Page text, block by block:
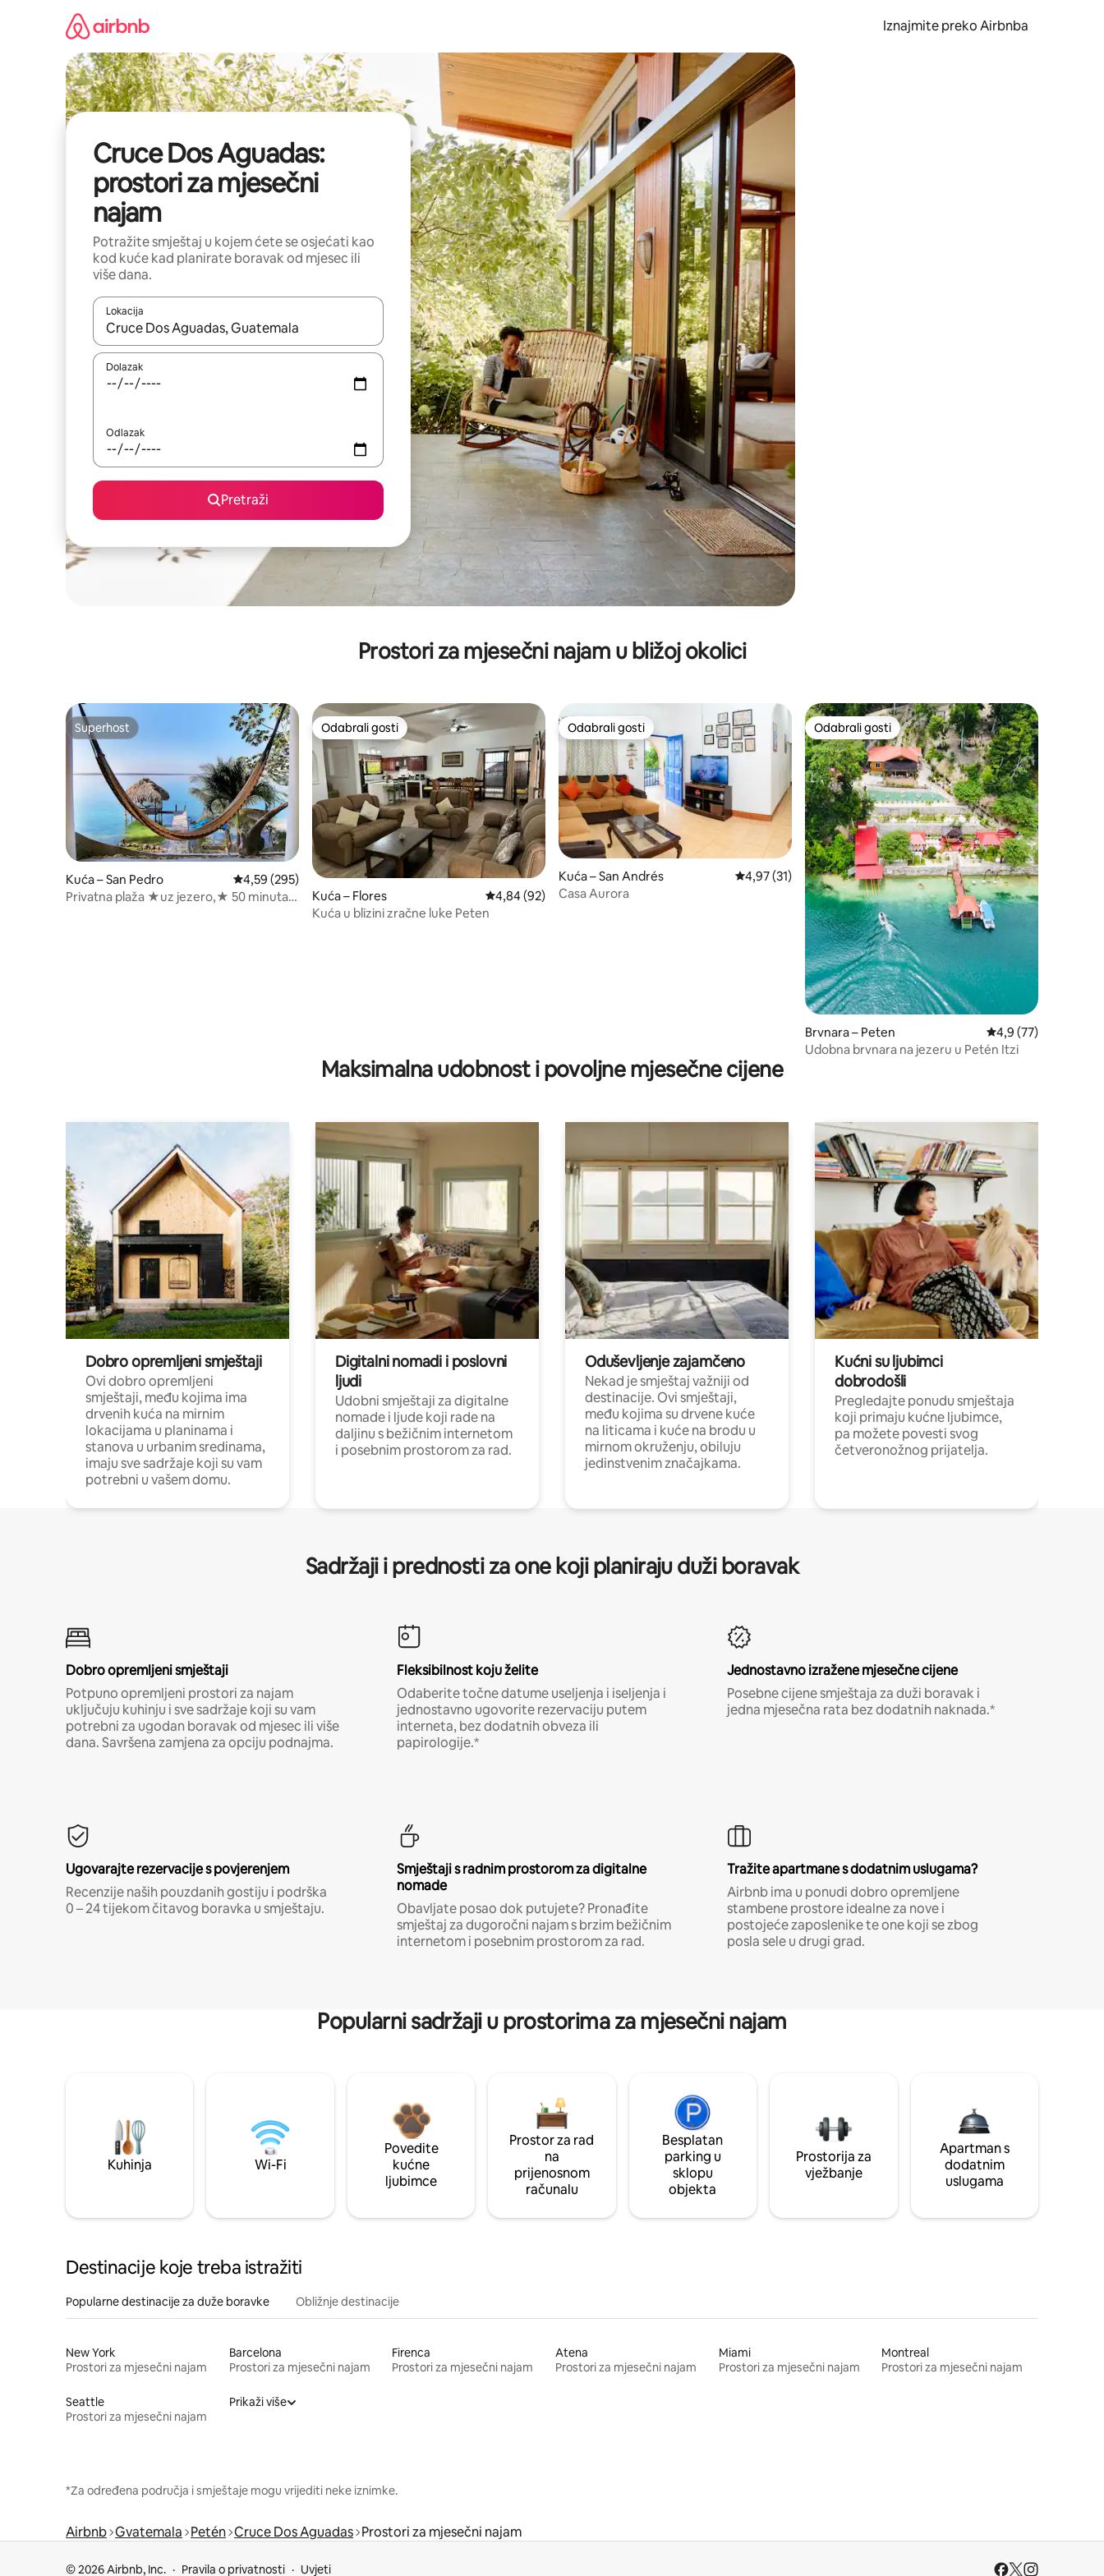
Iznajmite preko Airbnba
Cruce Dos Aguadas:
prostori za mjesečni
najam
Potražite smještaj u kojem ćete se osjećati kao
kod kuće kad planirate boravak od mjesec ili
više dana.
Lokacija
Kada budu dostupni rezultati, moći ćete ih pregledati koristeći se strelicama prema gore i prema dolje, kao i dodirom ili prelaskom prstom po zaslonu.
Dolazak
Odlazak
Pretraži
Prostori za mjesečni najam u bližoj okolici
Superhost
Superhost
Kuća – San Pedro Prosječna ocjena: 4,59/5, recenzija: 295
4,59 (295)
Privatna plaža ★uz jezero,★ 50 minuta
Odabrali gosti
Odabrali gosti
Kuća – Flores Prosječna ocjena: 4,84/5, recenzija: 92
4,84 (92)
Kuća u blizini zračne luke Peten
Odabrali gosti
Odabrali gosti
Kuća – San Andrés Prosječna ocjena: 4,97/5, recenzija: 31
4,97 (31)
Casa Aurora
Odabrali gosti
Odabrali gosti
Brvnara – Peten Prosječna ocjena:
4,9 (77)
Udobna brvnara na jezeru u Petén Itzi
Maksimalna udobnost i povoljne mjesečne cijene
Dobro opremljeni smještaji
Ovi dobro opremljeni
smještaji, među kojima ima
drvenih kuća na mirnim
lokacijama u planinama i
stanova u urbanim sredinama,
imaju sve sadržaje koji su vam
potrebni u vašem domu.
Digitalni nomadi i poslovni
ljudi
Udobni smještaji za digitalne
nomade i ljude koji rade na
daljinu s bežičnim internetom
i posebnim prostorom za rad.
Oduševljenje zajamčeno
Nekad je smještaj važniji od
destinacije. Ovi smještaji,
među kojima su drvene kuće
na liticama i kuće na brodu u
mirnom okruženju, obiluju
jedinstvenim značajkama.
Kućni su ljubimci
dobrodošli
Pregledajte ponudu smještaja
koji primaju kućne ljubimce,
pa možete povesti svog
četveronožnog prijatelja.
Sadržaji i prednosti za one koji planiraju duži boravak
Dobro opremljeni smještaji
Potpuno opremljeni prostori za najam
uključuju kuhinju i sve sadržaje koji su vam
potrebni za ugodan boravak od mjesec ili više
dana. Savršena zamjena za opciju podnajma.
Fleksibilnost koju želite
Odaberite točne datume useljenja i iseljenja i
jednostavno ugovorite rezervaciju putem
interneta, bez dodatnih obveza ili
papirologije.*
Jednostavno izražene mjesečne cijene
Posebne cijene smještaja za duži boravak i
jedna mjesečna rata bez dodatnih naknada.*
Ugovarajte rezervacije s povjerenjem
Recenzije naših pouzdanih gostiju i podrška
0 – 24 tijekom čitavog boravka u smještaju.
Smještaji s radnim prostorom za digitalne
nomade
Obavljate posao dok putujete? Pronađite
smještaj za dugoročni najam s brzim bežičnim
internetom i posebnim prostorom za rad.
Tražite apartmane s dodatnim uslugama?
Airbnb ima u ponudi dobro opremljene
stambene prostore idealne za nove i
postojeće zaposlenike te one koji se zbog
posla sele u drugi grad.
Popularni sadržaji u prostorima za mjesečni najam
Kuhinja Wi-Fi
Povedite
kućne
ljubimce
Prostor za rad
na
prijenosnom
računalu
Besplatan
parking u
sklopu
objekta
Prostorija za
vježbanje
Apartman s
dodatnim
uslugama
Destinacije koje treba istražiti
Popularne destinacije za duže boravke Obližnje destinacije
New York
Prostori za mjesečni najam
Barcelona
Prostori za mjesečni najam
Firenca
Prostori za mjesečni najam
Atena
Prostori za mjesečni najam
Miami
Prostori za mjesečni najam
Montreal
Prostori za mjesečni najam
Seattle
Prostori za mjesečni najam
Prikaži više
*Za određena područja i smještaje mogu vrijediti neke iznimke.
Airbnb Gvatemala Petén Cruce Dos Aguadas Prostori za mjesečni najam
© 2026 Airbnb, Inc. Pravila o privatnosti Uvjeti